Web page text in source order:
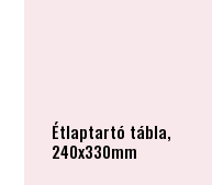
Étlaptartó tábla,
240x330mm